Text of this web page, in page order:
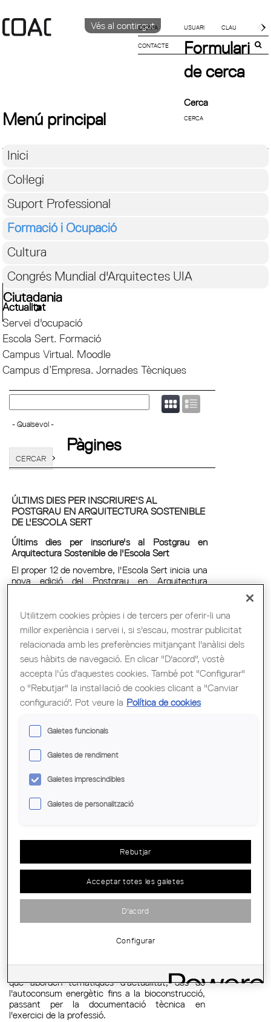
Vés al contingut
IDIOMA
CATALÀ
CONTACTE
Formulari
de cerca
Cerca
Menú principal
Inici
Col·legi
Suport Professional
Formació i Ocupació
Cultura
Congrés Mundial d'Arquitectes UIA
Ciutadania
Actualitat
Servei d'ocupació
Escola Sert. Formació
Campus Virtual. Moodle
Campus d’Empresa. Jornades Tècniques
ÚLTIMS DIES PER INSCRIURE'S AL
POSTGRAU EN ARQUITECTURA SOSTENIBLE
DE L'ESCOLA SERT
Últims dies per inscriure's al Postgrau en
Arquitectura Sostenible de l'Escola Sert
El proper 12 de novembre, l'Escola Sert inicia una
nova edició del Postgrau en Arquitectura
L'ESCOLA SERT COMENÇA LA 18A EDICIÓ
DEL POSTGRAU EN REHABILITACIÓ
D'EDIFICIS
L'Escola Sert comença la 18a edició del Postgrau
L'Escola Sert del COAC t'ofereix el postgrau
projecte integral de rehabilitació. El Postgrau en
edició, s'ha consolidat com un dels cursos de
més èxit de l'Escola.
17/10/2024
NOVES SESSIONS SERT: FORMA’T I IMPULSA
LA TEVA CARRERA AMB L'ESCOLA SERT!
Noves Sessions Sert: forma’t i impulsa la teva
carrera amb l'Escola Sert!
L’Escola Sert del COAC t’ofereix l'oportunitat de
seguir creixent professionalment amb les
exclusives per a col·legiats. Es tracta de sessions
que aborden temàtiques d'actualitat, des de
l'autoconsum energètic fins a la bioconstrucció,
passant per la documentació tècnica en
l'exercici de la professió.
Pàgines
Utilitzem cookies pròpies i de tercers per oferir-li una
millor experiència i servei i, si s'escau, mostrar publicitat
relacionada amb les preferències mitjançant l'anàlisi dels
seus hàbits de navegació. En clicar "D'acord", vostè
accepta l'ús d'aquestes cookies. També pot "Configurar"
o "Rebutjar" la instal·lació de cookies clicant a "Canviar
configuració". Pot veure la Política de cookies
Galetes funcionals
Galetes de rendiment
Galetes imprescindibles
Galetes de personalització
Rebutjar
Acceptar totes les galetes
D'acord
Configurar